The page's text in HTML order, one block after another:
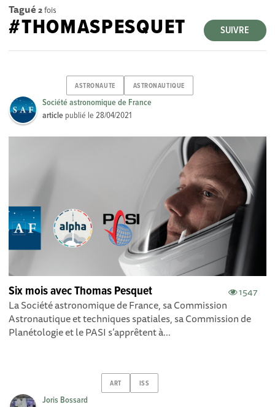
Tagué 2fois
SUIVRE
#THOMASPESQUET
ASTRONAUTE ASTRONAUTIQUE
Société astronomique de France
article publié le28/04/2021
1547
Six mois avec Thomas Pesquet
La Société astronomique de France, sa Commission
Astronautique et techniques spatiales, sa Commission de
Planétologie et le PASI s’apprêtent à...
ART ISS
Joris Bossard